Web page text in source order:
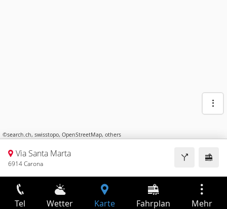
©search.ch, swisstopo, OpenStreetMap, others
Via Santa Marta
6914 Carona
Tel Wetter Karte Fahrplan Mehr